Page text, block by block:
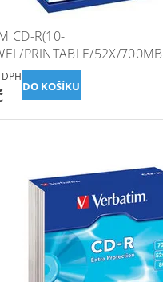
CD-R(10-
PRINTABLE/52X/700MB
DPH